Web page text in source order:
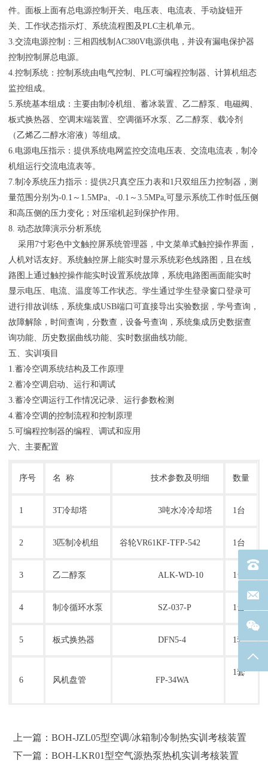
件。面板上面有总电源控制开关、电压表、电流表、手动旋钮开
关、工作状态指示灯、系统流程图及PLC主机单元。
3.交流电源控制：三相四线制AC380V电源供电，并设有漏电保护器
控制控制屏总电源。
4.控制系统：控制系统由电气控制、PLC可编程控制器、计算机组态
监控组成。
5.系统基本组成：主要由制冷机组、蓄冰装置、乙二醇泵、电磁阀、
板式换热器、空调末端装置、空调循环水泵、乙二醇泵、载冷剂
（乙烯乙二醇水溶液）等组成。
6.电源电压指示：提供系统电网监控交流电压表、交流电流表，制冷
机组运行交流电流表等。
7.制冷系统压力指示：提供2只真空压力表和1只双组压力控制器，测
量范围分别为-0.1～1.5MPa、-0.1～3.5MPa,可显示系统工作时低压侧
和高压侧的压力变化；对压缩机起到保护作用。
8. 动态故障演示分析系统
采用7寸彩色中文触控屏系统管理器，中文菜单式触控操作界面，
人机对话友好。系统触控屏上能实时显示系统彩色线路图，且在线
路图上通过触控操作能实时设置系统故障，系统电路图画面能实时
显示电压、电流、温度等工作状态。学生通过学生登录窗口登录可
进行排故训练，系统集成USB端口可直接导出实验数据，学号查询，
故障解除，时间查询，分数查，设备号查询，系统集成历史数据查
询功能、历史数据曲线功能、实时数据曲线功能。
五、实训项目
1.蓄冷空调系统结构及工作原理
2.蓄冷空调启动、运行和调试
3.蓄冷空调运行工作情况记录、运行参数检测
4.蓄冷空调的控制流程和控制原理
5.可编程控制器的编程、调试和应用
六、主要配置
序号 名 称 技术参数及明细 数量
1 3T冷却塔 3吨水冷冷却塔 1台
2 3匹制冷机组 谷轮VR61KF-TFP-542 1台
3 乙二醇泵 ALK-WD-10 1台
4 制冷循环水泵 SZ-037-P 1台
5 板式换热器 DFN5-4 1套
6 风机盘管 FP-34WA
1套
上一篇：BOH-JZL05型空调/冰箱制冷制热实训考核装置
下一篇：BOH-LKR01型空气源热泵热机实训考核装置
电话
联系
返回